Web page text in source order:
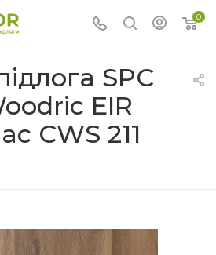
0
SPC
EIR
CWS 211